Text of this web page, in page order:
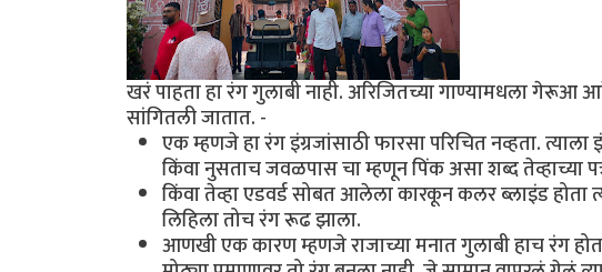
खरं पाहता हा रंग गुलाबी नाही. अरिजितच्या गाण्यामधला गेरूआ
सांगितली जातात. -
एक म्हणजे हा रंग इंग्रजांसाठी फारसा परिचित नव्हता.
किंवा नुसताच जवळपास चा म्हणून पिंक असा शब्द तेव्हाच्या
किंवा तेव्हा एडवर्ड सोबत आलेला कारकून कलर ब्लाइंड होता
लिहिला तोच रंग रूढ झाला.
आणखी एक कारण म्हणजे राजाच्या मनात गुलाबी हाच रंग